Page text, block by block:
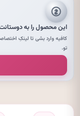
این محصول را به
کافیه وارد بشی تا لینکِ
تو.